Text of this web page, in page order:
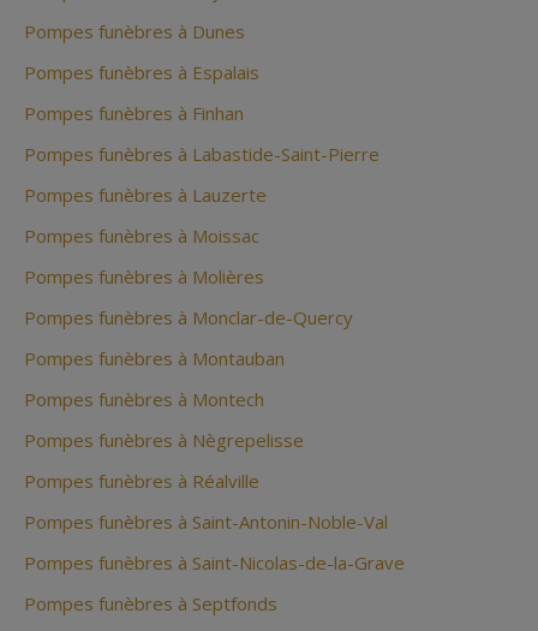
Pompes funèbres à Dunes
Pompes funèbres à Espalais
Pompes funèbres à Finhan
Pompes funèbres à Labastide-Saint-Pierre
Pompes funèbres à Lauzerte
Pompes funèbres à Moissac
Pompes funèbres à Molières
Pompes funèbres à Monclar-de-Quercy
Pompes funèbres à Montauban
Pompes funèbres à Montech
Pompes funèbres à Nègrepelisse
Pompes funèbres à Réalville
Pompes funèbres à Saint-Antonin-Noble-Val
Pompes funèbres à Saint-Nicolas-de-la-Grave
Pompes funèbres à Septfonds